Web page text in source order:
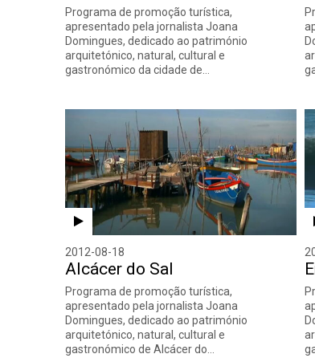
Programa de promoção turística,
apresentado pela jornalista Joana
Domingues, dedicado ao património
arquitetónico, natural, cultural e
gastronómico da cidade de…
2012-08-18
Alcácer do Sal
Programa de promoção turística,
apresentado pela jornalista Joana
Domingues, dedicado ao património
arquitetónico, natural, cultural e
gastronómico de Alcácer do…